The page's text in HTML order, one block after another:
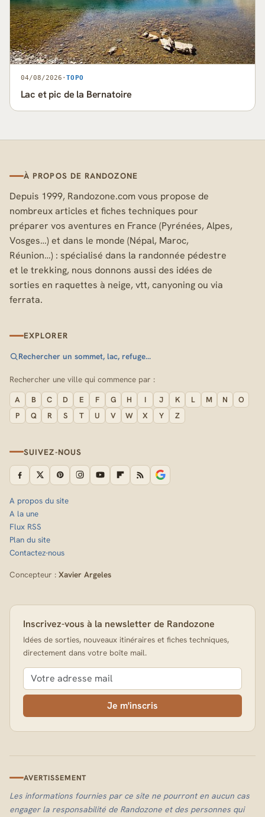
04/08/2026 · TOPO
Lac et pic de la Bernatoire
À PROPOS DE RANDOZONE
Depuis 1999, Randozone.com vous propose de
nombreux articles et fiches techniques pour
préparer vos aventures en France (Pyrénées, Alpes,
Vosges…) et dans le monde (Népal, Maroc,
Réunion…) : spécialisé dans la randonnée pédestre
et le trekking, nous donnons aussi des idées de
sorties en raquettes à neige, vtt, canyoning ou via
ferrata.
EXPLORER
Rechercher un sommet, lac, refuge…
Rechercher une ville qui commence par :
A B C D E F G H I J K L M N
O
P
Q R S T U V W X Y Z
SUIVEZ-NOUS
A propos du site
A la une
Flux RSS
Plan du site
Contactez-nous
Concepteur : Xavier Argeles
Inscrivez-vous à la newsletter de Randozone
Idées de sorties, nouveaux itinéraires et fiches techniques,
directement dans votre boîte mail.
Je m'inscris
AVERTISSEMENT
Les informations fournies par ce site ne pourront en aucun cas
engager la responsabilité de Randozone et des personnes qui